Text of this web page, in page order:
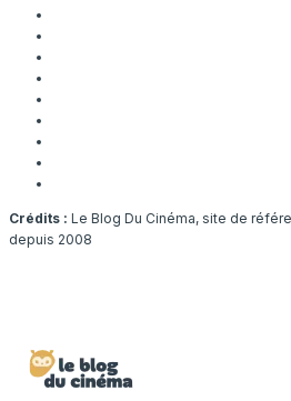
Crédits : Le Blog Du Cinéma, site de
depuis 2008